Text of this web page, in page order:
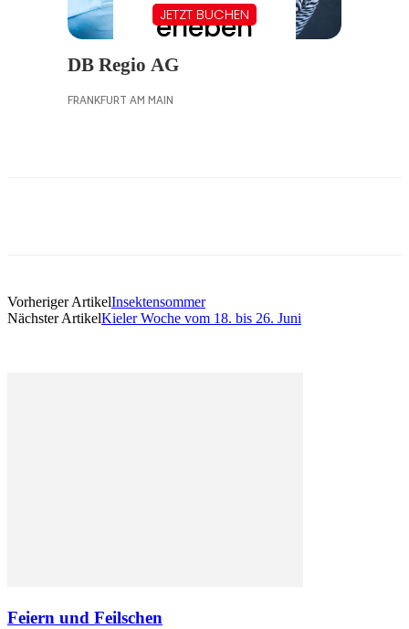
Vorheriger ArtikelInsektensommer
Nächster ArtikelKieler Woche vom 18. bis 26. Juni
Feiern und Feilschen